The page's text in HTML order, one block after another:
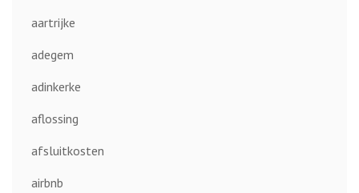
aartrijke
adegem
adinkerke
aflossing
afsluitkosten
airbnb